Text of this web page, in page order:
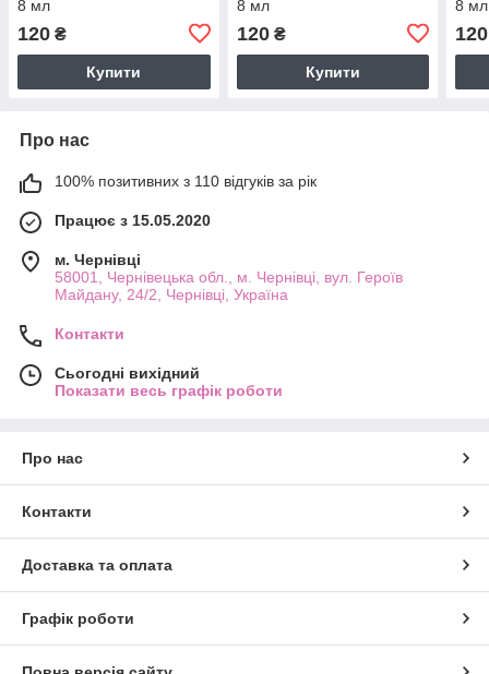
8 мл
120 ₴
Купити
8 мл
120₴
Купити
8 мл
120
Про нас
100% позитивних з 110 відгуків за рік
Працює з 15.05.2020
м. Чернівці
58001, Чернівецька обл., м. Чернівці, вул. Героїв
Майдану, 24/2, Чернівці, Україна
Контакти
Сьогодні вихідний
Показати весь графік роботи
Про нас
Контакти
Доставка та оплата
Графік роботи